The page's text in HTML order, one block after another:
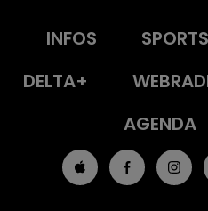
INFOS SPORTS
DELTA+
AGENDA